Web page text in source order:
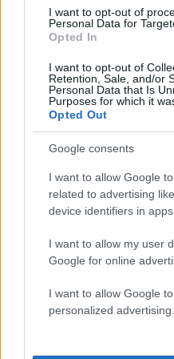
I want to opt-out of
Personal Data for
Opted In
I want to opt-out of
Retention, Sale, and/or
Personal Data that Is
Purposes for which it
Opted Out
Google consents
I want to allow Google
related to advertising
device identifiers in apps.
I want to allow my user
Google for online
I want to allow Google
personalized advertising.
Αν τα χάσατε